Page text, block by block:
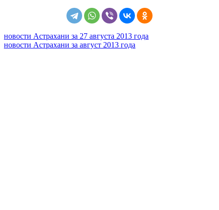
новости Астрахани за 27 августа 2013 года
новости Астрахани за август 2013 года